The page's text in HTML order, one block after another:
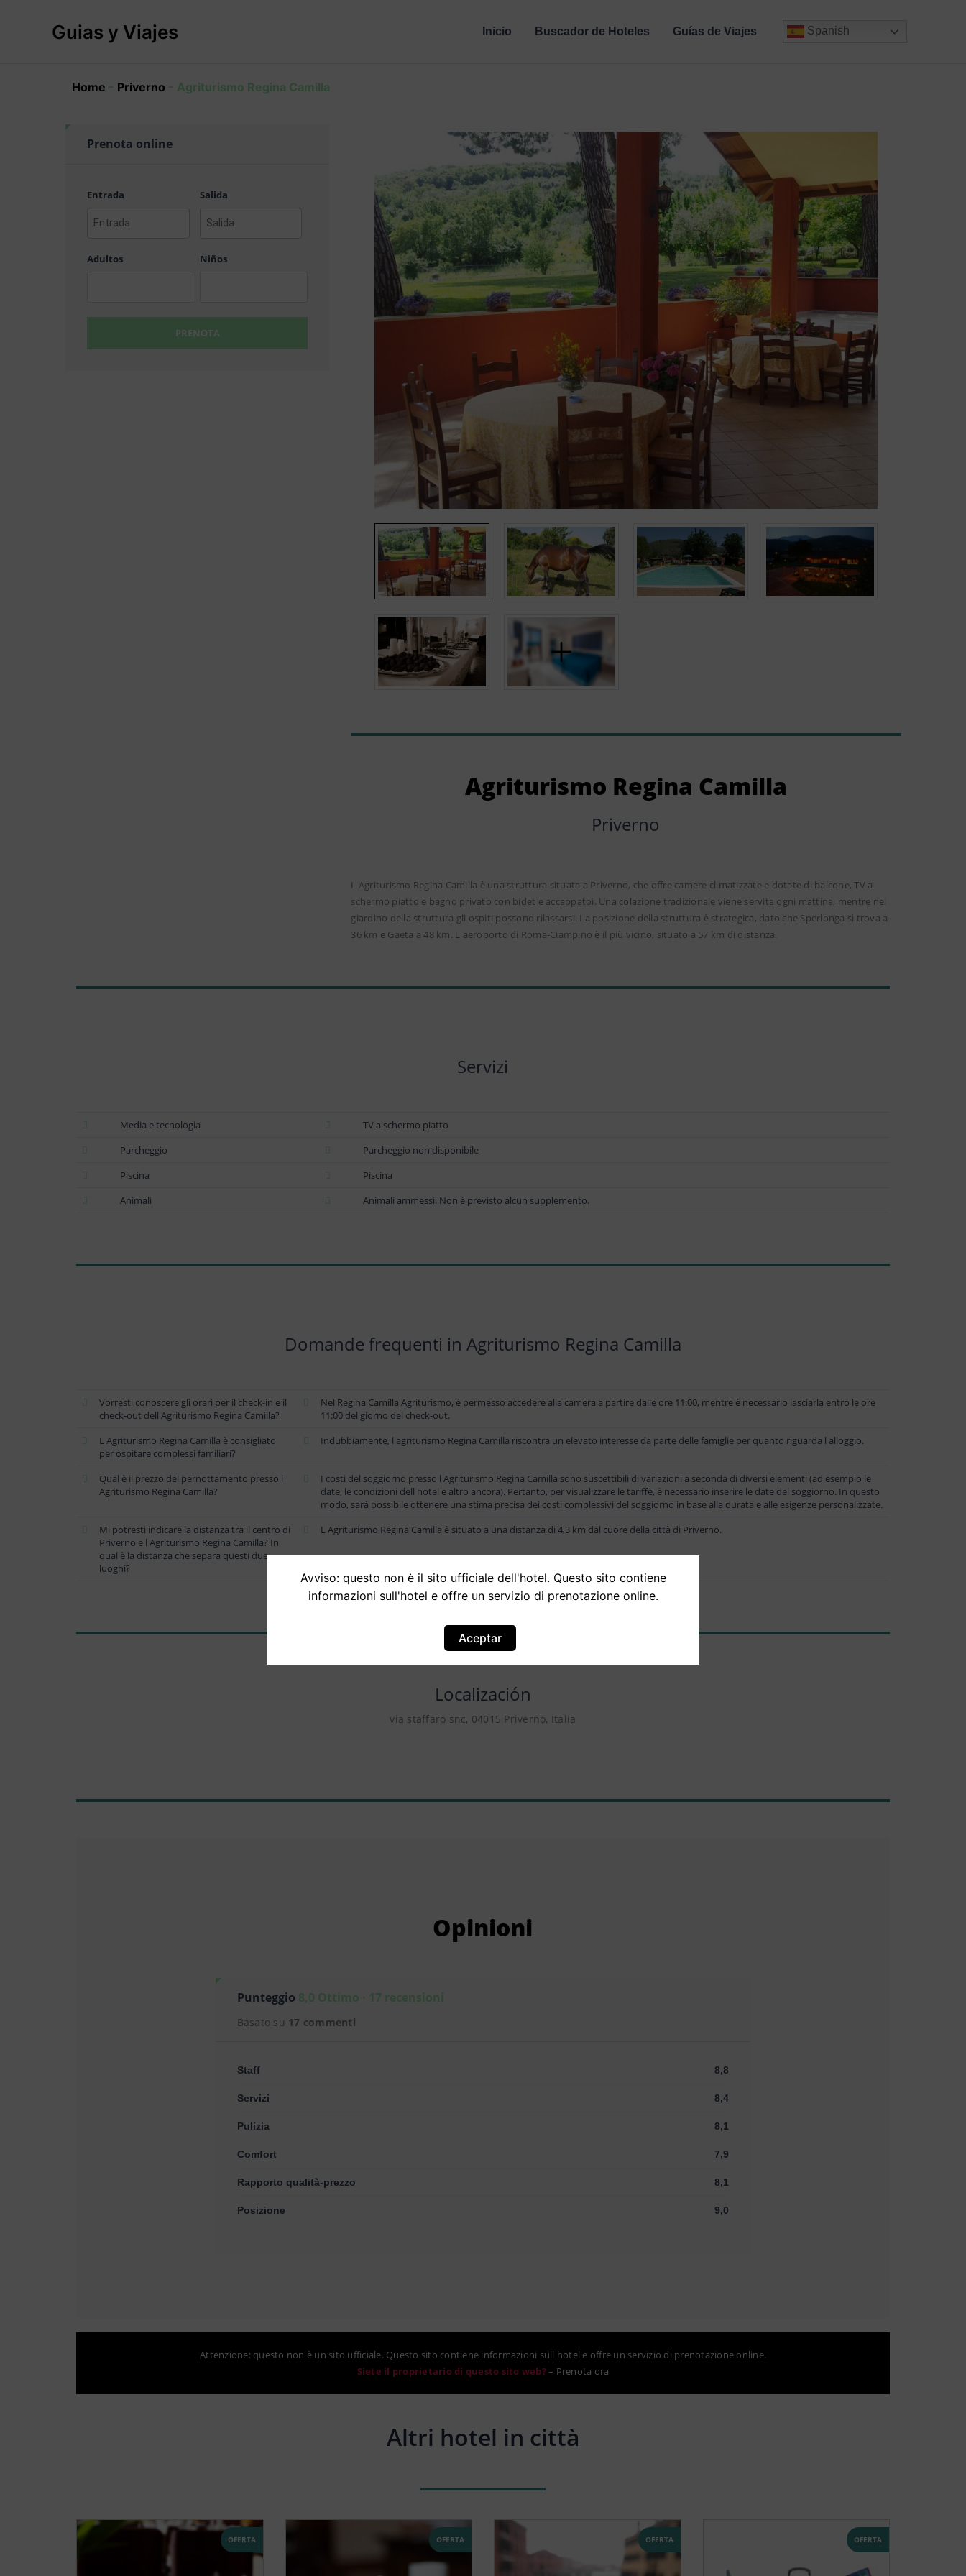
Guias y Viajes Inicio Buscador de Hoteles Guías de Viajes Spanish
Home - Priverno - Agriturismo Regina Camilla
Prenota online
Entrada Salida
Adultos Niños
PRENOTA
Agriturismo Regina Camilla
Priverno
L Agriturismo Regina Camilla è una struttura situata a Priverno, che offre camere climatizzate e dotate di balcone, TV a
schermo piatto e bagno privato con bidet e accappatoi. Una colazione tradizionale viene servita ogni mattina, mentre nel
giardino della struttura gli ospiti possono rilassarsi. La posizione della struttura è strategica, dato che Sperlonga si trova a
36 km e Gaeta a 48 km. L aeroporto di Roma-Ciampino è il più vicino, situato a 57 km di distanza.
Servizi
Media e tecnologia
TV a schermo piatto
Parcheggio
Parcheggio non disponibile
Piscina
Piscina
Animali
Animali ammessi. Non è previsto alcun supplemento.
Domande frequenti in Agriturismo Regina Camilla
Vorresti conoscere gli orari per il check-in e il
check-out dell Agriturismo Regina Camilla?
Nel Regina Camilla Agriturismo, è permesso accedere alla camera a partire dalle ore 11:00, mentre è necessario lasciarla entro le ore
11:00 del giorno del check-out.
L Agriturismo Regina Camilla è consigliato
per ospitare complessi familiari?
Indubbiamente, l agriturismo Regina Camilla riscontra un elevato interesse da parte delle famiglie per quanto riguarda l alloggio.
Qual è il prezzo del pernottamento presso l
Agriturismo Regina Camilla?
I costi del soggiorno presso l Agriturismo Regina Camilla sono suscettibili di variazioni a seconda di diversi elementi (ad esempio le
date, le condizioni dell hotel e altro ancora). Pertanto, per visualizzare le tariffe, è necessario inserire le date del soggiorno. In questo
modo, sarà possibile ottenere una stima precisa dei costi complessivi del soggiorno in base alla durata e alle esigenze personalizzate.
Mi potresti indicare la distanza tra il centro di
Priverno e l Agriturismo Regina Camilla? In
qual è la distanza che separa questi due
luoghi?
L Agriturismo Regina Camilla è situato a una distanza di 4,3 km dal cuore della città di Priverno.
Localización
via staffaro snc, 04015 Priverno, Italia
Opinioni
Punteggio 8,0 Ottimo · 17 recensioni
Basato su 17 commenti
Staff 8,8
Servizi 8,4
Pulizia 8,1
Comfort 7,9
Rapporto qualità-prezzo 8,1
Posizione 9,0
Attenzione: questo non è un sito ufficiale. Questo sito contiene informazioni sull hotel e offre un servizio di prenotazione online.
Siete il proprietario di questo sito web?– Prenota ora
Altri hotel in città
OFERTA OFERTA OFERTA OFERTA
Avviso: questo non è il sito ufficiale dell'hotel. Questo sito contiene
informazioni sull'hotel e offre un servizio di prenotazione online.
Aceptar